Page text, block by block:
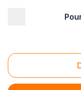
Vente de porte